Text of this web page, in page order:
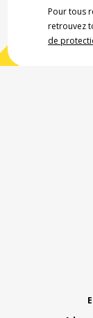
Pour tous
retrouvez
de